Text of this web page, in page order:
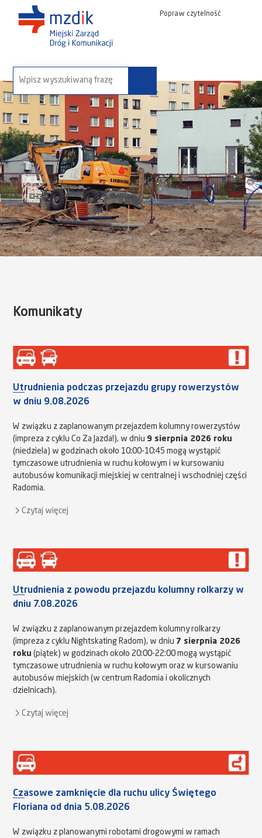
Popraw czytelność
wyszukaj na stronie:
Komunikaty
Utrudnienia podczas przejazdu grupy rowerzystów
w dniu 9.08.2026
W związku z zaplanowanym przejazdem kolumny rowerzystów
(impreza z cyklu Co Za Jazda!), w dniu 9 sierpnia 2026 roku
(niedziela) w godzinach około 10:00-10:45 mogą wystąpić
tymczasowe utrudnienia w ruchu kołowym i w kursowaniu
autobusów komunikacji miejskiej w centralnej i wschodniej części
Radomia.
Czytaj więcej
Utrudnienia z powodu przejazdu kolumny rolkarzy w
dniu 7.08.2026
W związku z zaplanowanym przejazdem kolumny rolkarzy
(impreza z cyklu Nightskating Radom), w dniu 7 sierpnia 2026
roku (piątek) w godzinach około 20:00-22:00 mogą wystąpić
tymczasowe utrudnienia w ruchu kołowym oraz w kursowaniu
autobusów miejskich (w centrum Radomia i okolicznych
dzielnicach).
Czytaj więcej
Czasowe zamknięcie dla ruchu ulicy Świętego
Floriana od dnia 5.08.2026
W związku z planowanymi robotami drogowymi w ramach